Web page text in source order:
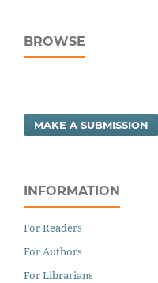
BROWSE
MAKE A SUBMISSION
INFORMATION
For Readers
For Authors
For Librarians